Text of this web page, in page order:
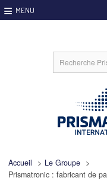
Accueil > Le Groupe >
Prismatronic : fabricant de